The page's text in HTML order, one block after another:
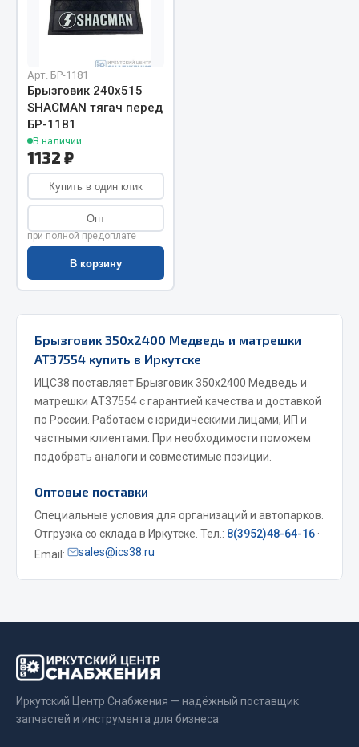
Изолента
Весь раздел
Запчасти на полуприцепы
Амортизаторы для полуприцепов
Весь раздел
Запчасти КамАЗ
Двигатель
Система охлаждения
Сцепление
Коробка передач
Коробка передач ZF
Весь раздел
Запчасти МАЗ
Окно ветровое
Двигатель
Электрооборудование
Арт. БР-1181
Брызговик 240х515
SHACMAN тягач перед
БР-1181
В наличии
1132 ₽
Купить в один клик
Опт
при полной предоплате
В корзину
Брызговик 350х2400 Медведь и матрешки
АТ37554 купить в Иркутске
ИЦС38 поставляет Брызговик 350х2400 Медведь и
матрешки АТ37554 с гарантией качества и доставкой
по России. Работаем с юридическими лицами, ИП и
частными клиентами. При необходимости поможем
подобрать аналоги и совместимые позиции.
Оптовые поставки
Специальные условия для организаций и автопарков.
Отгрузка со склада в Иркутске. Тел.: 8(3952)48-64-16 ·
Email:
sales@ics38.ru
Иркутский Центр Снабжения — надёжный поставщик
запчастей и инструмента для бизнеса